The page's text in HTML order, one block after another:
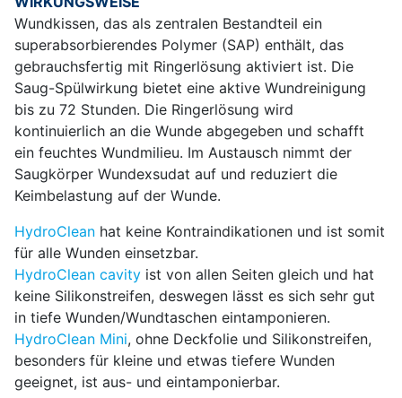
Wundkissen, das als zentralen Bestandteil ein
superabsorbierendes Polymer (SAP) enthält, das
gebrauchsfertig mit Ringerlösung aktiviert ist. Die
Saug-Spülwirkung bietet eine aktive Wundreinigung
bis zu 72 Stunden. Die Ringerlösung wird
kontinuierlich an die Wunde abgegeben und schafft
ein feuchtes Wundmilieu. Im Austausch nimmt der
Saugkörper Wundexsudat auf und reduziert die
Keimbelastung auf der Wunde.
HydroClean hat keine Kontraindikationen und ist somit
für alle Wunden einsetzbar.
HydroClean cavity ist von allen Seiten gleich und hat
keine Silikon­streifen, deswegen lässt es sich sehr gut
in tiefe Wunden/Wundtaschen eintamponieren.
HydroClean Mini, ohne Deckfolie und Silikonstreifen,
besonders für kleine und etwas tiefere Wunden
geeignet, ist aus- und eintamponierbar.